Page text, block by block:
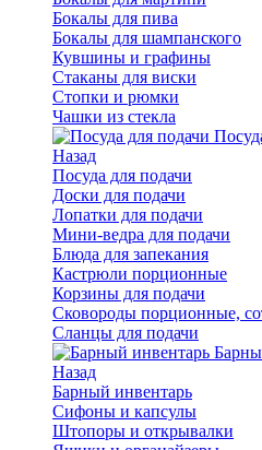
Бокалы для пива
Бокалы для шампанского
Кувшины и графины
Стаканы для виски
Стопки и рюмки
Чашки из стекла
Назад
Посуда для подачи
Доски для подачи
Лопатки для подачи
Мини-ведра для подачи
Блюда для запекания
Кастрюли порционные
Корзины для подачи
Сковороды порционные,
Сланцы для подачи
Назад
Барный инвентарь
Сифоны и капсулы
Штопоры и открывалки